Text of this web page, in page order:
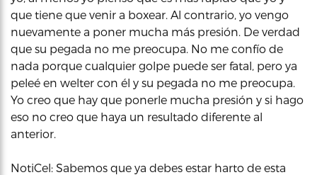
que tiene que venir a boxear. Al contrario, yo vengo
nuevamente a poner mucha más presión. De verdad
que su pegada no me preocupa. No me confío de
nada porque cualquier golpe puede ser fatal, pero ya
peleé en welter con él y su pegada no me preocupa.
Yo creo que hay que ponerle mucha presión y si hago
eso no creo que haya un resultado diferente al
anterior.
NotiCel: Sabemos que ya debes estar harto de esta